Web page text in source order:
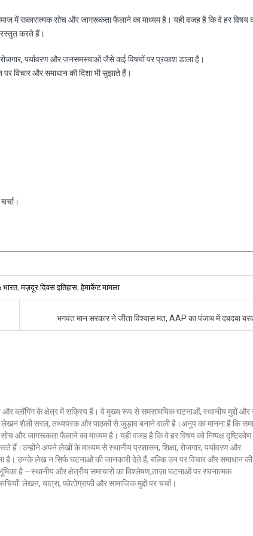
में सकारात्मक सोच और जागरूकता फैलाने का माध्यम है। यही वजह है कि वे हर विषय
करते हैं।
पर्यावरण और जनसमस्याओं जैसे कई विषयों पर प्रकाश डाला है।
विचार और समाधान की दिशा भी सुझाते हैं।
भारत,मज़दूर दिवस इतिहास,हेमार्केट मामला
भगवंत मान सरकार ने जीता विश्वास मत, AAP का पंजाब में दबदबा
ब्लॉगिंग के क्षेत्र में सक्रिय हैं। वे मुख्य रूप से समसामयिक घटनाओं, स्थानीय मुद्दों और
शैली सरल, तथ्यपरक और पाठकों से जुड़ाव बनाने वाली है।अनूप का मानना है कि
और जागरूकता फैलाने का माध्यम है। यही वजह है कि वे हर विषय को निष्पक्ष
अपने लेखों के माध्यम से स्थानीय प्रशासन, शिक्षा, रोजगार, पर्यावरण और
उनके लेख न सिर्फ घटनाओं की जानकारी देते हैं, बल्कि उन पर विचार और समाधान की
है —स्थानीय और क्षेत्रीय समाचारों का विश्लेषण,ताज़ा घटनाओं पर रचनात्मक
लेखन, यात्रा, फोटोग्राफी और सामाजिक मुद्दों पर चर्चा।